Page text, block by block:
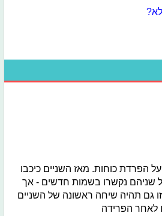
הפרדת כוחות. מאז השניים כיכבו
שניהם נקשרו בשמות חדשים - אך
גם תהיה שיחה ראשונה של השניים
לאחר הפרידה